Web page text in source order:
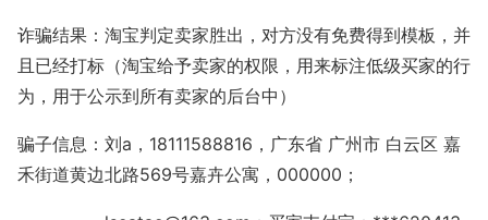
诈骗结果：淘宝判定卖家胜出，对方没有免费得到模板，并
且已经打标（淘宝给予卖家的权限，用来标注低级买家的行
为，用于公示到所有卖家的后台中）
骗子信息：刘a，18111588816，广东省 广州市 白云区 嘉
禾街道黄边北路569号嘉卉公寓，000000；